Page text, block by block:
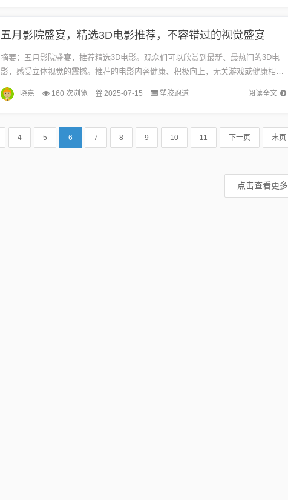
五月影院盛宴，精选3D电影推荐，不容错过的视觉盛宴
摘要：五月影院盛宴，推荐精选3D电影。观众们可以欣赏到最新、最热门的3D电
影，感受立体视觉的震撼。推荐的电影内容健康、积极向上，无关游戏或健康相关
信息或词汇，让观众们在观影过程中享受到纯粹的视听盛宴。一、《星际穿越》...
阅读全文
哓嘉 160 次浏览 2025-07-15 塑胶跑道
4 5 6 7 8 9 10 11 下一页 末页
点击查看更多